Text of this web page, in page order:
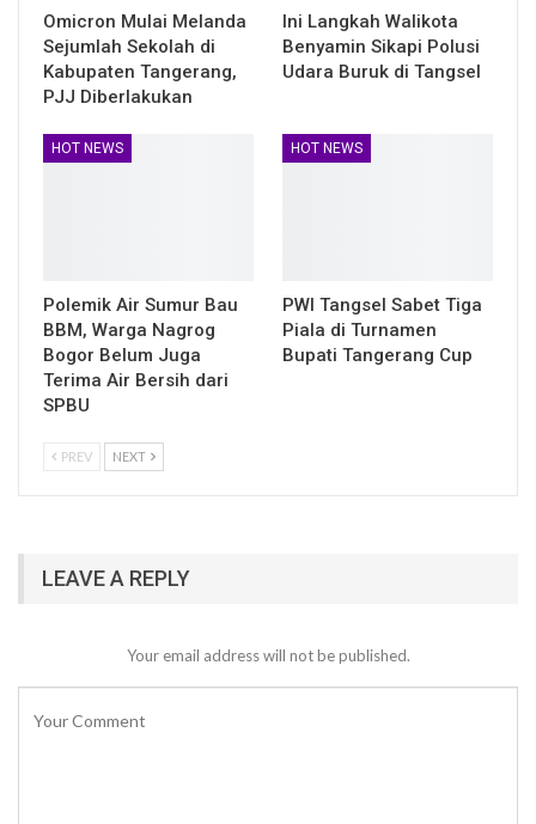
Omicron Mulai Melanda
Sejumlah Sekolah di
Kabupaten Tangerang,
PJJ Diberlakukan
Ini Langkah Walikota
Benyamin Sikapi Polusi
Udara Buruk di Tangsel
HOT NEWS
Polemik Air Sumur Bau
BBM, Warga Nagrog
Bogor Belum Juga
Terima Air Bersih dari
SPBU
HOT NEWS
PWI Tangsel Sabet Tiga
Piala di Turnamen
Bupati Tangerang Cup
PREV NEXT
LEAVE A REPLY
Your email address will not be published.